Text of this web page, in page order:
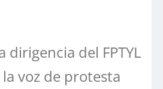
dirigencia del FPTYL
voz de protesta